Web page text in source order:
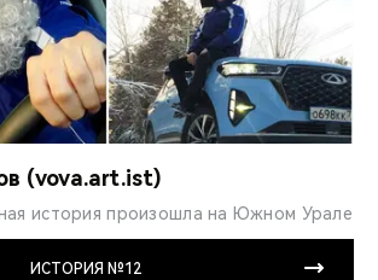
(vova.art.ist)
ис­тория произошла на Южном Урале
ИСТОРИЯ №12